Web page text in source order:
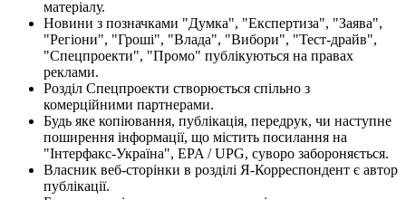
матеріалу.
Новини з позначками "Думка", "Експертиза", "Заява",
"Регіони", "Гроші", "Влада", "Вибори", "Тест-драйв",
"Спецпроекти", "Промо" публікуються на правах
реклами.
Розділ Спецпроекти створюється спільно з
комерційними партнерами.
Будь яке копіювання, публікація, передрук, чи наступне
поширення інформації, що містить посилання на
"Інтерфакс-Україна", EPA / UPG, суворо забороняється.
Власник веб-сторінки в розділі Я-Корреспондент є автор
публікації.